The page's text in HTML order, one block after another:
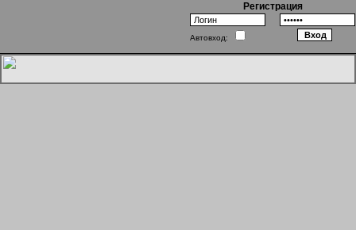
Регистрация
Автовход:
Однажды в Голливуде